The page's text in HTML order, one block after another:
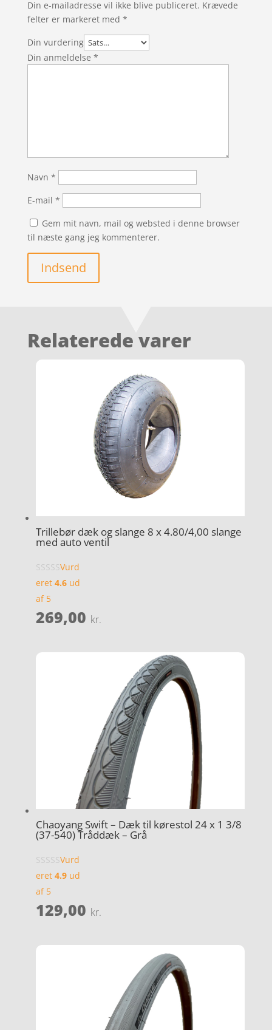
Din e-mailadresse vil ikke blive publiceret. Krævede
felter er markeret med *
Din vurdering
Din anmeldelse *
Navn *
E-mail *
Gem mit navn, mail og websted i denne browser
til næste gang jeg kommenterer.
Indsend
Relaterede varer
Trillebør dæk og slange 8 x 4.80/4,00 slange
med auto ventil
Vurd
eret 4.6ud
af 5
269,00 kr.
Chaoyang Swift – Dæk til kørestol 24 x 1 3/8
(37-540) Tråddæk – Grå
Vurd
eret 4.9ud
af 5
129,00 kr.